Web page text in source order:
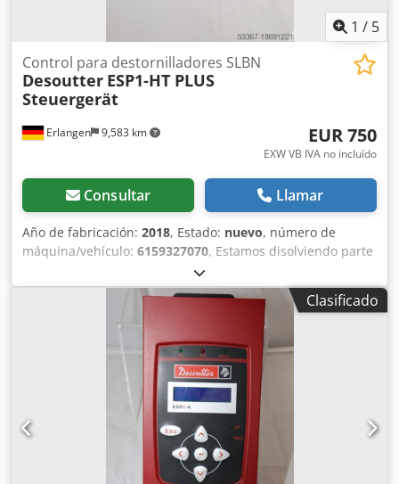
1 / 5
Erlangen 9,583 km
Control para destornilladores SLBN
Desoutter ESP1-HT PLUS
Steuergerät
EUR 750
EXW VB IVA no incluído
Consultar Llamar
Año de fabricación: 2018, Estado: nuevo, número de
máquina/vehículo: 6159327070, Estamos disolviendo parte
de nuestro inventario de herramientas de demostración:
Control de desbloqueo ESP1-HT PLUS para destornilladores
de baja tensión SLBN Año de fabricación: 04/2018 N.º de
artículo: 6159327070 usado, totalmente funcional Sin
accesorios adicionales Adecuado para los siguientes
destornilladores Desoutter: # -SLBN090 -SLBN120 ESP1-HT
MÁS El controlador ESP1 está diseñado para optimizar el
rendimiento de los destornilladores Desoutter, ofreciendo
dos rangos de velocidad y reduciendo el consumo de
energía. Ventajas: Con 2 opciones de velocidad, el ESP1
ofrece flexibilidad para optimizar su proceso de atornillado
y garantizar una calidad duradera. Compatible con
Clasificado